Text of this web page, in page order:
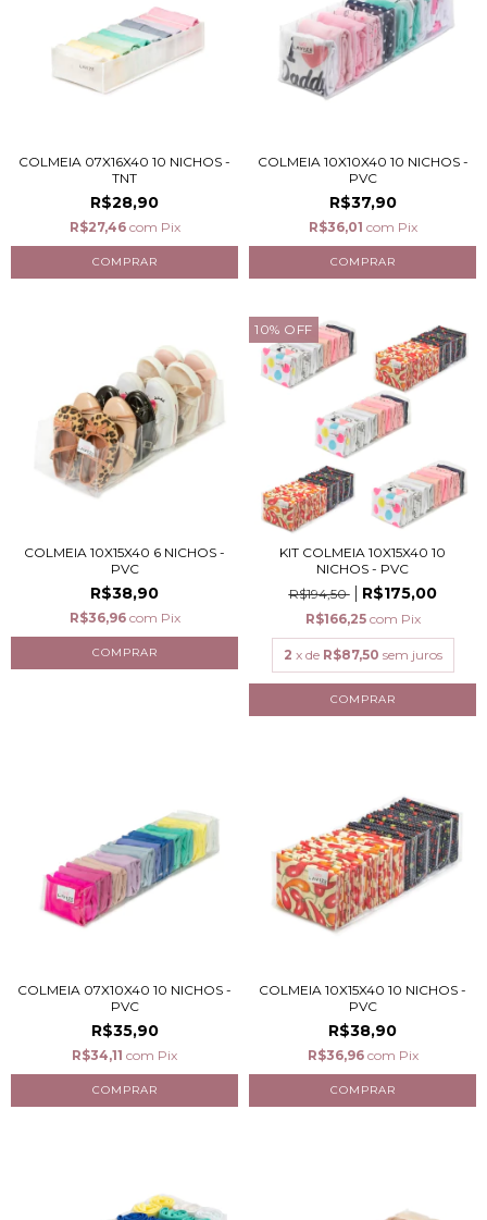
COLMEIA 07X16X40 10 NICHOS -
TNT
R$28,90
R$27,46 com Pix
COLMEIA 10X10X40 10 NICHOS -
PVC
R$37,90
R$36,01 com Pix
COLMEIA 10X15X40 6 NICHOS -
PVC
R$38,90
R$36,96 com Pix
10% OFF
KIT COLMEIA 10X15X40 10
NICHOS - PVC
R$194,50
R$175,00
R$166,25 com Pix
2 x de R$87,50 sem juros
COLMEIA 07X10X40 10 NICHOS -
PVC
R$35,90
R$34,11 com Pix
COLMEIA 10X15X40 10 NICHOS -
PVC
R$38,90
R$36,96 com Pix